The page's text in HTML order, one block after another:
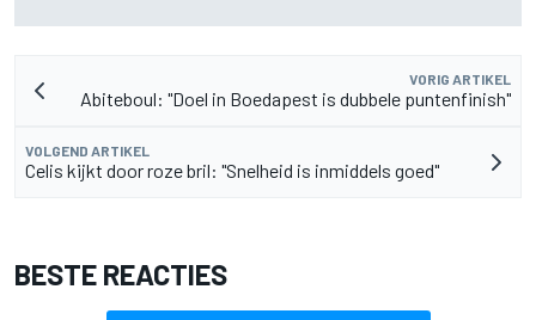
VORIG ARTIKEL
Abiteboul: "Doel in Boedapest is dubbele puntenfinish"
VOLGEND ARTIKEL
Celis kijkt door roze bril: "Snelheid is inmiddels goed"
BESTE REACTIES